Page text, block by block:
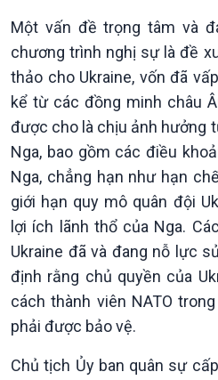
Kinh tế
Tin Kinh tế
Trước giờ mở cửa
Dòng chảy Kinh tế
Sức sống hàng Việt
Khởi nghiệp
Tuyên chiến với gian lận
thương mại
Một vấn đề trọng tâm và
chương trình nghị sự là đề
thảo cho Ukraine, vốn đã
kể từ các đồng minh châu
được cho là chịu ảnh hưởng
Nga, bao gồm các điều
Nga, chẳng hạn như hạn
giới hạn quy mô quân đội
lợi ích lãnh thổ của Nga.
Ukraine đã và đang nỗ lực
định rằng chủ quyền của
cách thành viên NATO
phải được bảo vệ.
Chủ tịch Ủy ban quân sự